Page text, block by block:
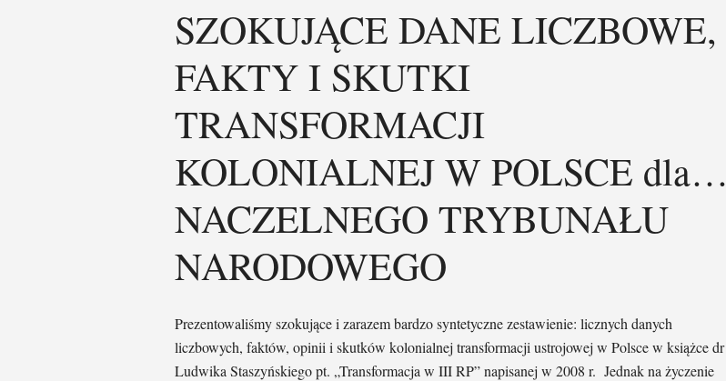
SZOKUJĄCE DANE LICZBOWE,
FAKTY I SKUTKI
TRANSFORMACJI
KOLONIALNEJ W POLSCE dla…
NACZELNEGO TRYBUNAŁU
NARODOWEGO
Prezentowaliśmy szokujące i zarazem bardzo syntetyczne zestawienie: licznych danych
liczbowych, faktów, opinii i skutków kolonialnej transformacji ustrojowej w Polsce w książce dr
Ludwika Staszyńskiego pt. „Transformacja w III RP” napisanej w 2008 r. Jednak na życzenie